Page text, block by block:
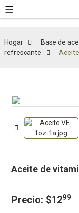
Hogar Base de
refrescante
Aceite de
Precio: $1299